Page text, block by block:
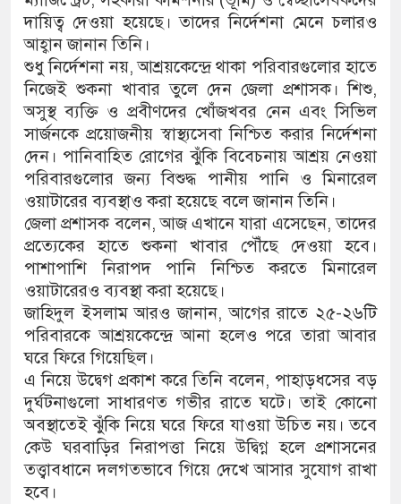
দায়িত্ব দেওয়া হয়েছে। তাদের নির্দেশনা মেনে চলারও
আহ্বান জানান তিনি।
শুধু নির্দেশনা নয়, আশ্রয়কেন্দ্রে থাকা পরিবারগুলোর হাতে
নিজেই শুকনা খাবার তুলে দেন জেলা প্রশাসক। শিশু,
অসুস্থ ব্যক্তি ও প্রবীণদের খোঁজখবর নেন এবং সিভিল
সার্জনকে প্রয়োজনীয় স্বাস্থ্যসেবা নিশ্চিত করার নির্দেশনা
দেন। পানিবাহিত রোগের ঝুঁকি বিবেচনায় আশ্রয় নেওয়া
পরিবারগুলোর জন্য বিশুদ্ধ পানীয় পানি ও মিনারেল
ওয়াটারের ব্যবস্থাও করা হয়েছে বলে জানান তিনি।
জেলা প্রশাসক বলেন, আজ এখানে যারা এসেছেন, তাদের
প্রত্যেকের হাতে শুকনা খাবার পৌঁছে দেওয়া হবে।
পাশাপাশি নিরাপদ পানি নিশ্চিত করতে মিনারেল
ওয়াটারেরও ব্যবস্থা করা হয়েছে।
জাহিদুল ইসলাম আরও জানান, আগের রাতে ২৫-২৬টি
পরিবারকে আশ্রয়কেন্দ্রে আনা হলেও পরে তারা আবার
ঘরে ফিরে গিয়েছিল।
এ নিয়ে উদ্বেগ প্রকাশ করে তিনি বলেন, পাহাড়ধসের বড়
দুর্ঘটনাগুলো সাধারণত গভীর রাতে ঘটে। তাই কোনো
অবস্থাতেই ঝুঁকি নিয়ে ঘরে ফিরে যাওয়া উচিত নয়। তবে
কেউ ঘরবাড়ির নিরাপত্তা নিয়ে উদ্বিগ্ন হলে প্রশাসনের
তত্ত্বাবধানে দলগতভাবে গিয়ে দেখে আসার সুযোগ রাখা
হবে।